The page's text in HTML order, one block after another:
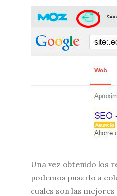
Una vez obtenido los
podemos pasarlo a
cuales son las